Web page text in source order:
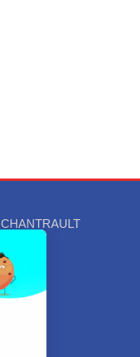
CHANTRAULT
Contact